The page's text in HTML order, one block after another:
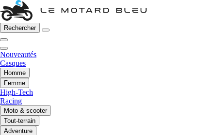
Rechercher
Nouveautés
Casques
Homme
Femme
High-Tech
Racing
Moto & scooter
Tout-terrain
Adventure